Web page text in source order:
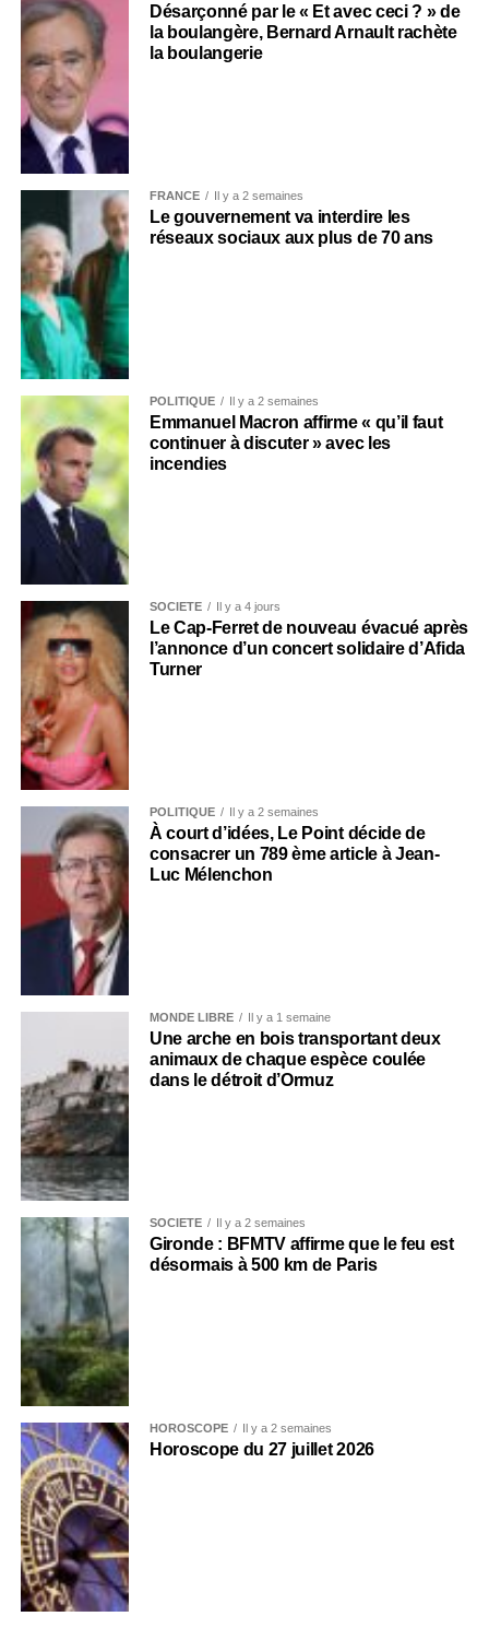
Désarçonné par le « Et avec ceci ? » de
la boulangère, Bernard Arnault rachète
la boulangerie
FRANCE Il y a 2 semaines
Le gouvernement va interdire les
réseaux sociaux aux plus de 70 ans
POLITIQUE Il y a 2 semaines
Emmanuel Macron affirme « qu’il faut
continuer à discuter » avec les
incendies
SOCIÉTÉ Il y a 4 jours
Le Cap-Ferret de nouveau évacué après
l’annonce d’un concert solidaire d’Afida
Turner
POLITIQUE Il y a 2 semaines
À court d’idées, Le Point décide de
consacrer un 789 ème article à Jean-
Luc Mélenchon
MONDE LIBRE Il y a 1 semaine
Une arche en bois transportant deux
animaux de chaque espèce coulée
dans le détroit d’Ormuz
SOCIÉTÉ Il y a 2 semaines
Gironde : BFMTV affirme que le feu est
désormais à 500 km de Paris
HOROSCOPE Il y a 2 semaines
Horoscope du 27 juillet 2026